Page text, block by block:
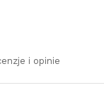
i opinie